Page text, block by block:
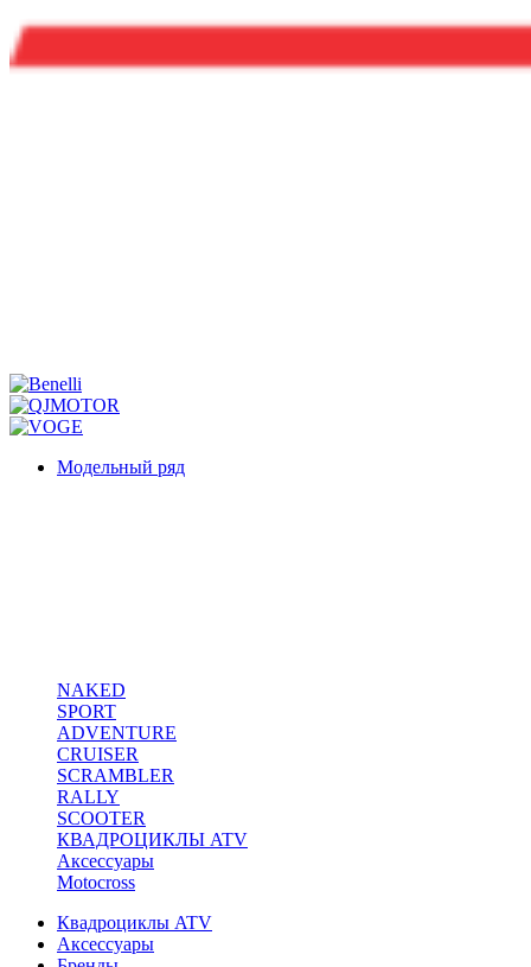
Модельный ряд
NAKED
SPORT
ADVENTURE
CRUISER
SCRAMBLER
RALLY
SCOOTER
КВАДРОЦИКЛЫ ATV
Аксессуары
Motocross
Квадроциклы ATV
Аксессуары